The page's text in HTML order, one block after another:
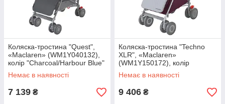
Коляска-тростина "Quest",
«Maclaren» (WM1Y040132),
колір "Charcoal/Harbour Blue"
Немає в наявності
7 139 ₴
Коляска-тростина "Techno
XLR", «Maclaren»
(WM1Y150172), колір
"Plum/Silver"
Немає в наявності
9 406 ₴